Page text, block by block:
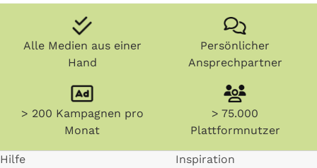
Alle Medien aus einer
Hand
Persönlicher
Ansprechpartner
> 200 Kampagnen pro
Monat
> 75.000
Plattformnutzer
Hilfe
Inspiration